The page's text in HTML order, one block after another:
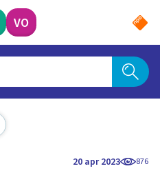
VO
20 apr 2023 876